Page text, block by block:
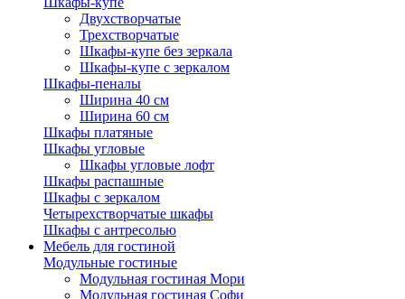
Двухстворчатые
Трехстворчатые
Шкафы-купе без зеркала
Шкафы-купе с зеркалом
Шкафы-пеналы
Ширина 40 см
Ширина 60 см
Шкафы платяные
Шкафы угловые
Шкафы угловые лофт
Шкафы распашные
Шкафы с зеркалом
Четырехстворчатые шкафы
Шкафы с антресолью
Мебель для гостиной
Модульные гостиные
Модульная гостиная Мори
Модульная гостиная Софи